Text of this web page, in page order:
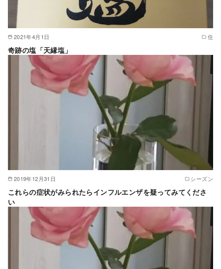
2021年4月1日 住
奇跡の塩「天縁塩」
2019年12月31日 シーズン
これらの症状がみられたらインフルエンザを疑ってみてくださ
い